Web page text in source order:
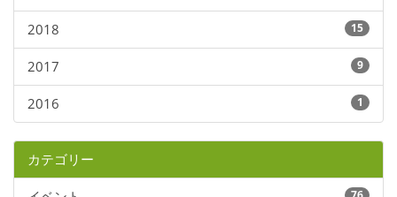
2018 15
2017 9
2016 1
カテゴリー